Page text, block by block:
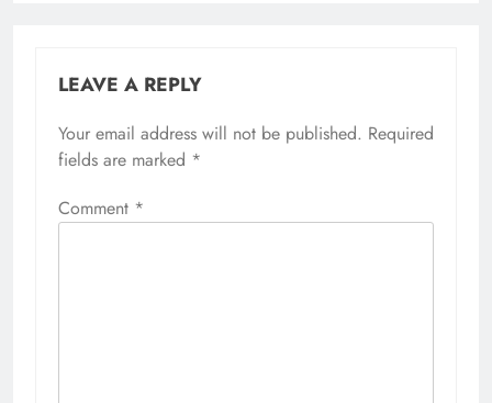
LEAVE A REPLY
Your email address will not be published. Required
fields are marked *
Comment *